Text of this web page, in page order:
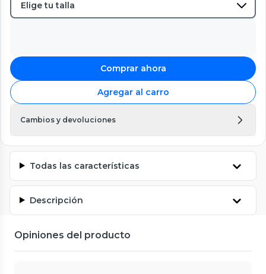
Comprar ahora
Agregar al carro
Cambios y devoluciones
Todas las características
Descripción
Opiniones del producto